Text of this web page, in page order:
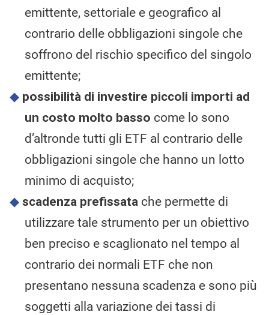
emittente, settoriale e geografico al
contrario delle obbligazioni singole che
soffrono del rischio specifico del singolo
emittente;
possibilità di investire piccoli importi ad
un costo molto basso come lo sono
d’altronde tutti gli ETF al contrario delle
obbligazioni singole che hanno un lotto
minimo di acquisto;
scadenza prefissatache permette di
utilizzare tale strumento per un obiettivo
ben preciso e scaglionato nel tempo al
contrario dei normali ETF che non
presentano nessuna scadenza e sono più
soggetti alla variazione dei tassi di